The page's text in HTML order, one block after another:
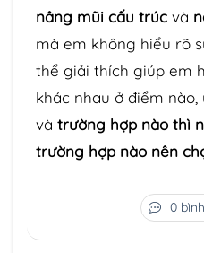
nâng mũi cấu trúc và
mà em không hiểu rõ
thể giải thích giúp em
khác nhau ở điểm nào,
và trường hợp nào thì
trường hợp nào nên
0